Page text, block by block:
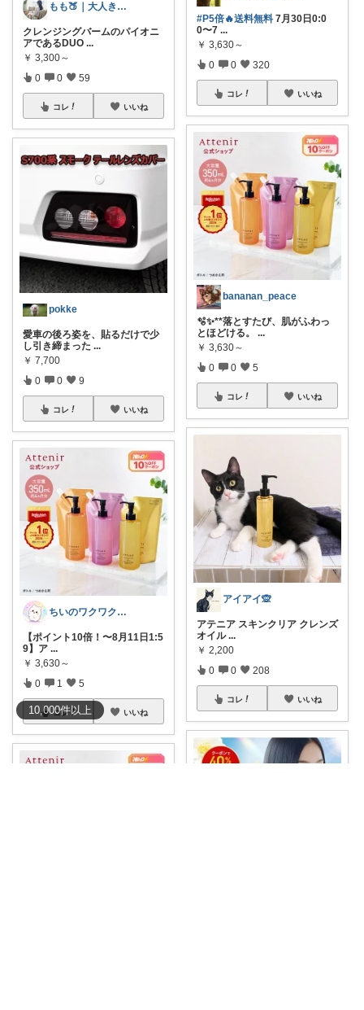
10,000件以上
もも🍑｜大人きれいめファッション
クレンジングバームのパイオニ
アであるDUO ...
￥ 3,300～
0 0 59
コレ いいね
pokke
愛車の後ろ姿を、貼るだけで少
し引き締まった ...
￥ 7,700
0 0 9
コレ いいね
ちいのワクワクルーム
【ポイント10倍！〜8月11日1:5
9】ア ...
￥ 3,630～
0 1 5
コレ いいね
#P5倍🔥送料無料 7月30日0:0
0〜7 ...
￥ 3,630～
0 0 320
コレ いいね
bananan_peace
🫧✨**落とすたび、肌がふわっ
とほどける。
...
￥ 3,630～
0 0 5
コレ いいね
アイアイ🙊
アテニア スキンクリア クレンズ
オイル...
￥ 2,200
0 0 208
コレ いいね